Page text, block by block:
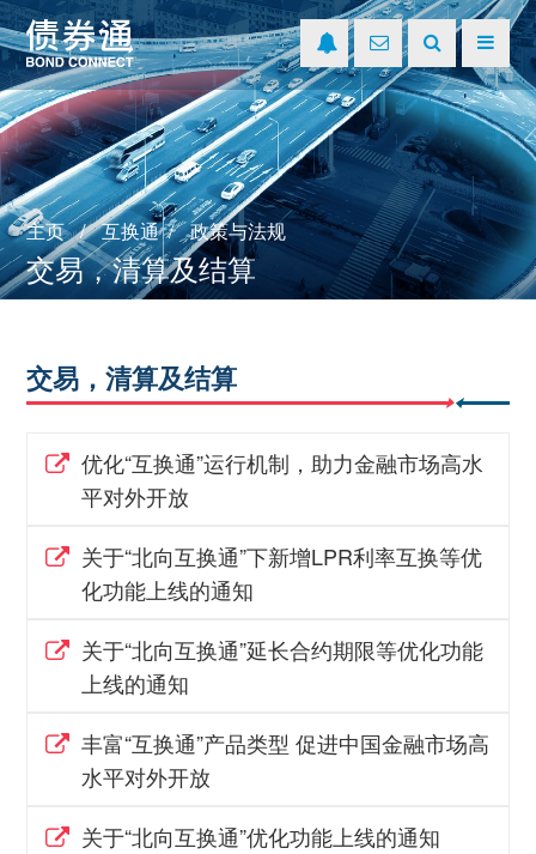
主页 互换通 政策与法规
交易，清算及结算
交易，清算及结算
优化“互换通”运行机制，助力金融市场高水
平对外开放
关于“北向互换通”下新增LPR利率互换等优
化功能上线的通知
关于“北向互换通”延长合约期限等优化功能
上线的通知
丰富“互换通”产品类型 促进中国金融市场高
水平对外开放
关于“北向互换通”优化功能上线的通知